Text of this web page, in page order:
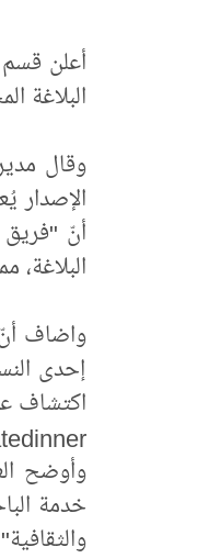
أعلن قسم
البلاغة
وقال
الإصدار
أنّ
واضاف
إحدى
اكتشاف
وأوضح
خدمة